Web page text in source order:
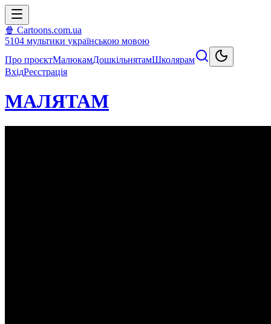
🍿 Cartoons.com.ua
5104 мультики українською мовою
Про проєктМалюкамДошкільнятамШколярам
ВхідРеєстрація
МАЛЯТАМ